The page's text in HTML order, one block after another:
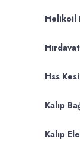
Helikoil
Hss
Kalıp
Kalıp